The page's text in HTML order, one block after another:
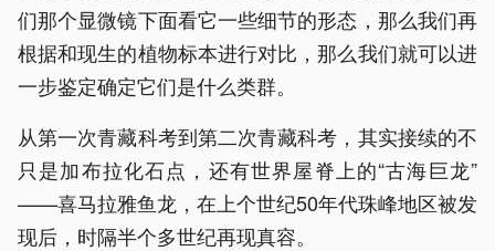
们那个显微镜下面看它一些细节的形态，那么我们再
根据和现生的植物标本进行对比，那么我们就可以进
一步鉴定确定它们是什么类群。
从第一次青藏科考到第二次青藏科考，其实接续的不
只是加布拉化石点，还有世界屋脊上的“古海巨龙”
——喜马拉雅鱼龙，在上个世纪50年代珠峰地区被发
现后，时隔半个多世纪再现真容。